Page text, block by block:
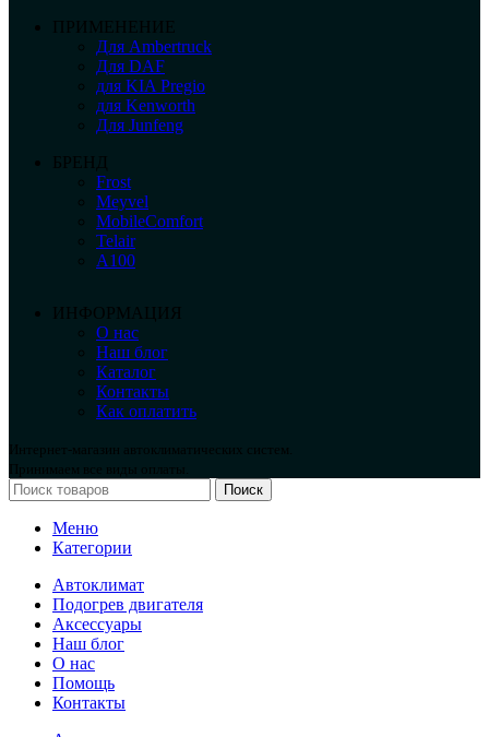
ПРИМЕНЕНИЕ
Для Ambertruck
Для DAF
для KIA Pregio
для Kenworth
Для Junfeng
БРЕНД
Frost
Meyvel
MobileComfort
Telair
А100
ИНФОРМАЦИЯ
О нас
Наш блог
Каталог
Контакты
Как оплатить
Интернет-магазин автоклиматических систем.
Принимаем все виды оплаты.
Поиск
Меню
Категории
Автоклимат
Подогрев двигателя
Аксессуары
Наш блог
О нас
Помощь
Контакты